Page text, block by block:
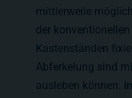
mittlerweile
der
Kastenständen
Abferkelung sind
ausleben können.